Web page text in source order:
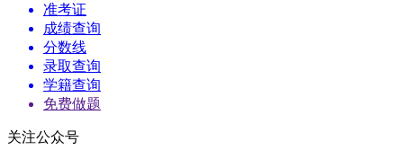
准考证
成绩查询
分数线
录取查询
学籍查询
免费做题
关注公众号